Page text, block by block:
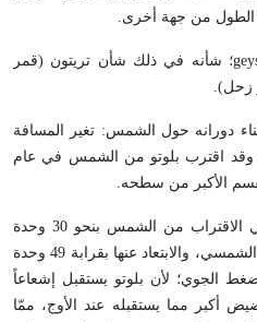
من جهة أخرى.
كما قد يملك بلوتو ينابيع حارة geysers؛ شأنه في ذلك شأن تريتون (قمر
دورانه حول الشمس: تغير المسافة
وقد اقترب بلوتو من الشمس في عام
يمكن لبلوتو بسبب مداره الإهليلجي الاقتراب من الشمس بنحو 30 وحدة
فلكية au عندما يكون في الحضيض الشمسي، والابتعاد عنها بقرابة 49 وحدة
الجوي؛ لأن بلوتو يستقبل إشعاعاً
أكبر مما يستقبله عند الأوج، ممّا